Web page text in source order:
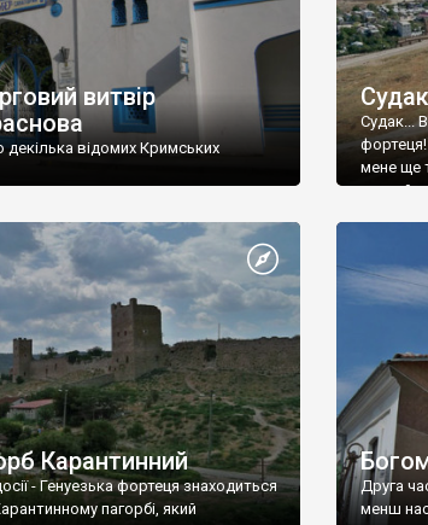
витвір
декілька відомих Кримських
Судак
Судак...
мене ще
Карантинний
- Генуезька фортеця знаходиться
пагорбі, який
Друга
менш